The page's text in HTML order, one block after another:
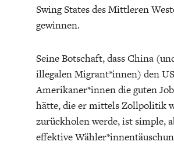
Swing States des Mittleren
gewinnen.
Seine Botschaft, dass China
illegalen Migrant*innen) den
Amerikaner*innen die guten
hätte, die er mittels Zollpolitik
zurückholen werde, ist simple,
effektive